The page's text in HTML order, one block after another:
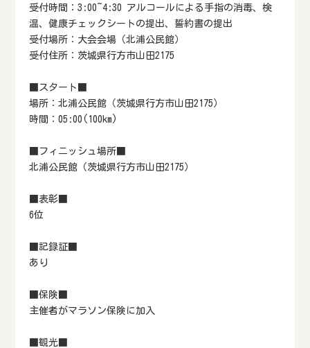
受付時間：3:00~4:30 アルコールによる手指の消毒、検
温、健康チェックシートの提出、誓約書の提出
受付場所：大会会場（北浦公民館）
受付住所：茨城県行方市山田2175
■スタート■
場所：北浦公民館（茨城県行方市山田2175）
時間：05:00(100km)
■フィニッシュ場所■
北浦公民館（茨城県行方市山田2175）
■表彰■
6位
■記録証■
あり
■保険■
主催者がマラソン保険に加入
■観光■